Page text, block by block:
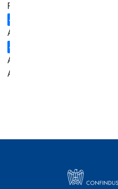
Formazione
Ambiente
Area
Amministrativa
Credito